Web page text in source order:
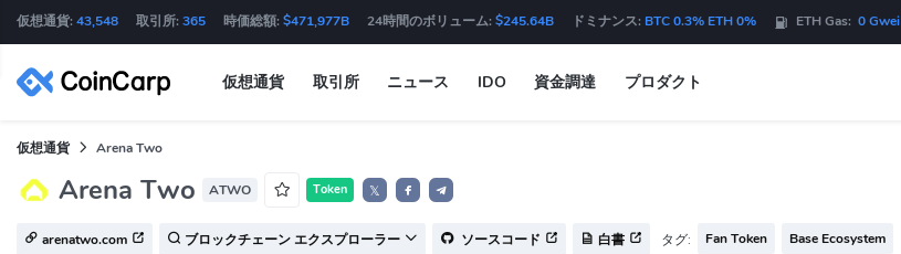
仮想通貨: 43,548 取引所: 365 時価総額: $471,977B 24時間のボリューム: $245.64B ドミナンス: BTC 0.3% ETH 0% ETH Gas: 0 Gwei
仮想通貨 取引所 ニュース IDO 資金調達 プロダクト
仮想通貨 Arena Two
Arena Two ATWO Token 𝕏
arenatwo.com ブロックチェーン エクスプローラー ソースコード 白書 タグ: Fan Token Base Ecosystem